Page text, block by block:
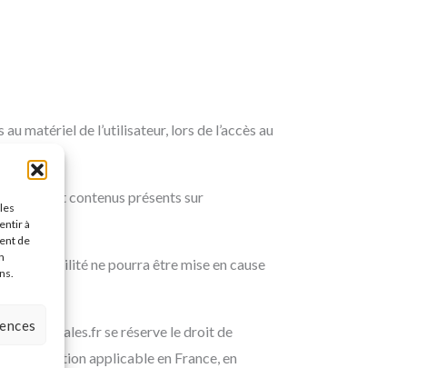
à
de
matériel de l’utilisateur, lors de l’accès au
et contenus présents sur
ne pourra être mise en cause
se réserve le droit de
législation applicable en France, en